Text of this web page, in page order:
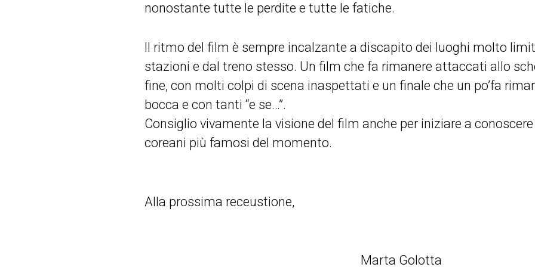
nonostante tutte le perdite e tutte le fatiche.
Il ritmo del film è sempre incalzante a discapito dei luoghi molto
stazioni e dal treno stesso. Un film che fa rimanere attaccati allo
fine, con molti colpi di scena inaspettati e un finale che un po’fa
bocca e con tanti “e se…”.
Consiglio vivamente la visione del film anche per iniziare a
coreani più famosi del momento.
Alla prossima receustione,
Marta Golotta